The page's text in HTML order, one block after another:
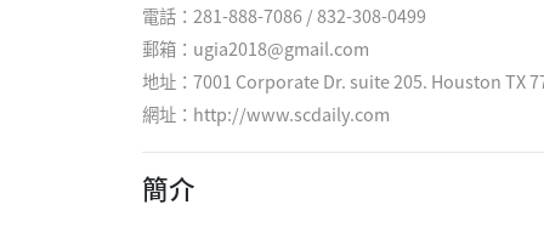
電話：281-888-7086 / 832-308-0499
郵箱：ugia2018@gmail.com
地址：7001 Corporate Dr. suite 205. Houston TX
網址： http://www.scdaily.com
簡介